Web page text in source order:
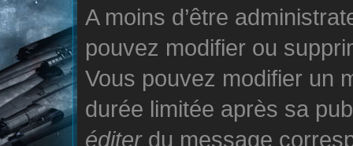
A moins d’être
pouvez modifier ou
Vous pouvez modifier un
durée limitée après sa
éditerdu message